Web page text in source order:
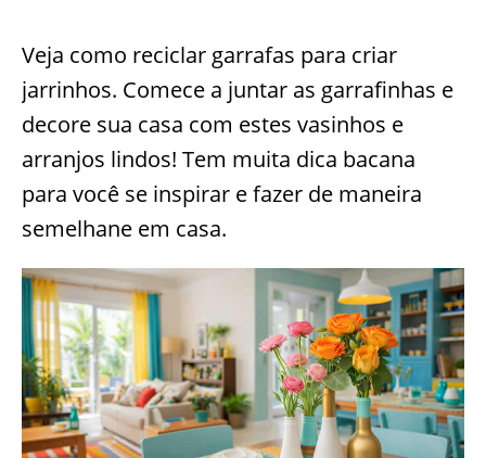
Veja como reciclar garrafas para criar
jarrinhos. Comece a juntar as garrafinhas e
decore sua casa com estes vasinhos e
arranjos lindos! Tem muita dica bacana
para você se inspirar e fazer de maneira
semelhane em casa.